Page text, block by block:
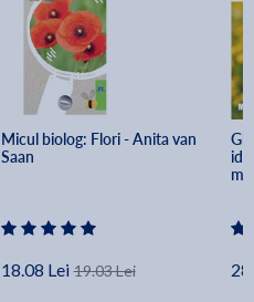
Micul biolog: Flori - Anita van
Saan
18.08 Lei 19.03 Lei